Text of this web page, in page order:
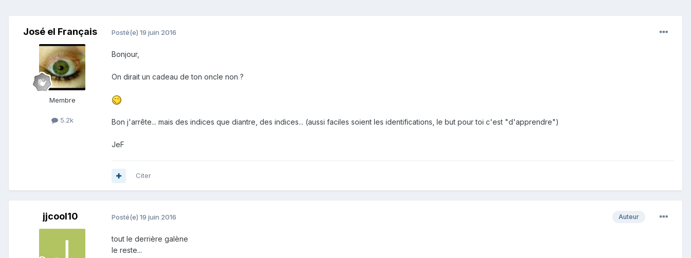
José el Français
Membre
5.2k
Posté(e) 19 juin 2016
Bonjour,
On dirait un cadeau de ton oncle non ?
Bon j'arrête... mais des indices que diantre, des indices... (aussi faciles soient les identifications, le but pour toi c'est "d'apprendre")
JeF
Citer
jjcool10 Auteur
Posté(e) 19 juin 2016
tout le derrière galène
le reste...